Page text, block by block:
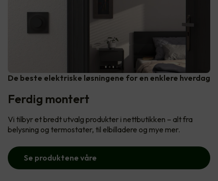
De beste elektriske løsningene for en enklere hverdag
Ferdig montert
Vi tilbyr et bredt utvalg produkter i nettbutikken – alt fra
belysning og termostater, til elbilladere og mye mer.
Se produktene våre